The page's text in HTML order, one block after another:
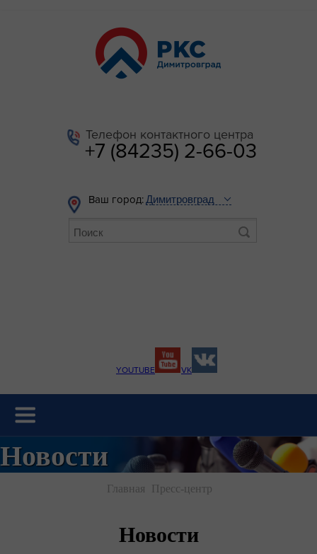
Телефон контактного центра
+7 (84235) 2-66-03
Ваш город:
YOUTUBE VK
Новости
Главная Пресс-центр
Новости